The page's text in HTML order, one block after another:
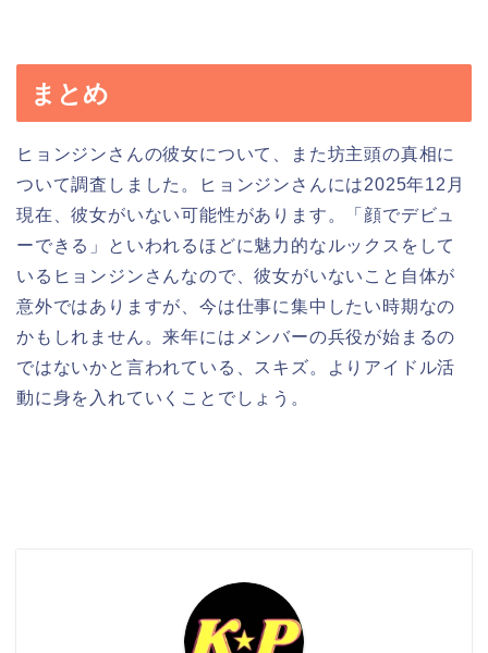
まとめ
ヒョンジンさんの彼女について、また坊主頭の真相に
ついて調査しました。ヒョンジンさんには2025年12月
現在、彼女がいない可能性があります。「顔でデビュ
ーできる」といわれるほどに魅力的なルックスをして
いるヒョンジンさんなので、彼女がいないこと自体が
意外ではありますが、今は仕事に集中したい時期なの
かもしれません。来年にはメンバーの兵役が始まるの
ではないかと言われている、スキズ。よりアイドル活
動に身を入れていくことでしょう。